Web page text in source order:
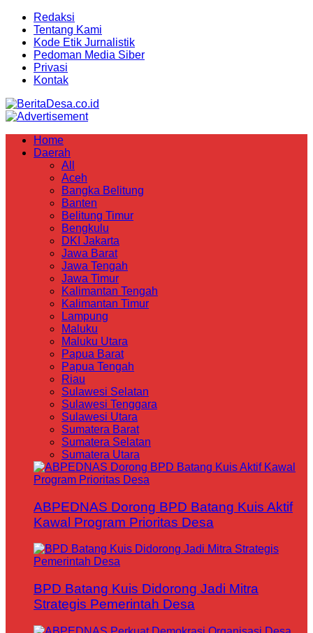
Redaksi
Tentang Kami
Kode Etik Jurnalistik
Pedoman Media Siber
Privasi
Kontak
Home
Daerah
All
Aceh
Bangka Belitung
Banten
Belitung Timur
Bengkulu
DKI Jakarta
Jawa Barat
Jawa Tengah
Jawa Timur
Kalimantan Tengah
Kalimantan Timur
Lampung
Maluku
Maluku Utara
Papua Barat
Papua Tengah
Riau
Sulawesi Selatan
Sulawesi Tenggara
Sulawesi Utara
Sumatera Barat
Sumatera Selatan
Sumatera Utara
ABPEDNAS Dorong BPD Batang Kuis Aktif
Kawal Program Prioritas Desa
BPD Batang Kuis Didorong Jadi Mitra
Strategis Pemerintah Desa